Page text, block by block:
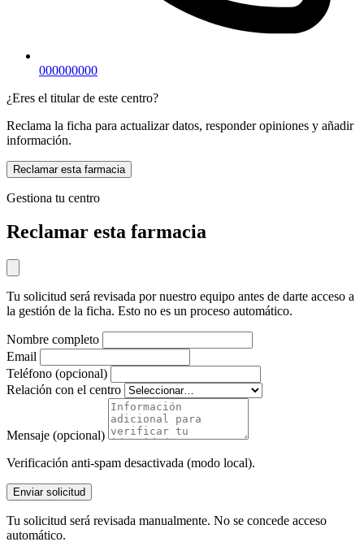
000000000
¿Eres el titular de este centro?
Reclama la ficha para actualizar datos, responder opiniones y añadir
información.
Reclamar esta farmacia
Gestiona tu centro
Reclamar esta farmacia
Tu solicitud será revisada por nuestro equipo antes de darte acceso a
la gestión de la ficha. Esto no es un proceso automático.
Nombre completo
Email
Teléfono (opcional)
Relación con el centro
Mensaje (opcional)
Verificación anti-spam desactivada (modo local).
Enviar solicitud
Tu solicitud será revisada manualmente. No se concede acceso
automático.